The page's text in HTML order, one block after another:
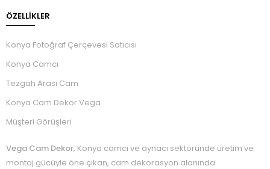
ÖZELLIKLER
Konya Fotoğraf Çerçevesi Satıcısı
Konya Camcı
Tezgah Arası Cam
Konya Cam Dekor Vega
Müşteri Görüşleri
Vega Cam Dekor, Konya camcı ve aynacı sektöründe üretim ve
montaj gücüyle öne çıkan, cam dekorasyon alanında